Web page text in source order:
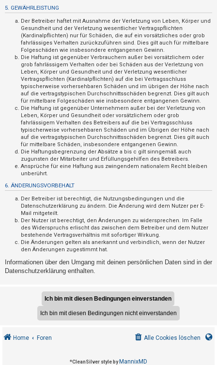
e
m
5. GEWÄHRLEISTUNG
Der Betreiber haftet mit Ausnahme der Verletzung von Leben, Körper und
Gesundheit und der Verletzung wesentlicher Vertragspflichten
(Kardinalpflichten) nur für Schäden, die auf ein vorsätzliches oder grob
fahrlässiges Verhalten zurückzuführen sind. Dies gilt auch für mittelbare
Folgeschäden wie insbesondere entgangenen Gewinn.
Die Haftung ist gegenüber Verbrauchern außer bei vorsätzlichem oder
grob fahrlässigem Verhalten oder bei Schäden aus der Verletzung von
Leben, Körper und Gesundheit und der Verletzung wesentlicher
Vertragspflichten (Kardinalpflichten) auf die bei Vertragsschluss
typischerweise vorhersehbaren Schäden und im übrigen der Höhe nach
auf die vertragstypischen Durchschnittsschäden begrenzt. Dies gilt auch
für mittelbare Folgeschäden wie insbesondere entgangenen Gewinn.
Die Haftung ist gegenüber Unternehmern außer bei der Verletzung von
Leben, Körper und Gesundheit oder vorsätzlichem oder grob
fahrlässigem Verhalten des Betreibers auf die bei Vertragsschluss
typischerweise vorhersehbaren Schäden und im Übrigen der Höhe nach
auf die vertragstypischen Durchschnittsschäden begrenzt. Dies gilt auch
für mittelbare Schäden, insbesondere entgangenen Gewinn.
Die Haftungsbegrenzung der Absätze a bis c gilt sinngemäß auch
zugunsten der Mitarbeiter und Erfüllungsgehilfen des Betreibers.
Ansprüche für eine Haftung aus zwingendem nationalem Recht bleiben
unberührt.
6. ÄNDERUNGSVORBEHALT
Der Betreiber ist berechtigt, die Nutzungsbedingungen und die
Datenschutzerklärung zu ändern. Die Änderung wird dem Nutzer per E-
Mail mitgeteilt.
Der Nutzer ist berechtigt, den Änderungen zu widersprechen. Im Falle
des Widerspruchs erlischt das zwischen dem Betreiber und dem Nutzer
bestehende Vertragsverhältnis mit sofortiger Wirkung.
Die Änderungen gelten als anerkannt und verbindlich, wenn der Nutzer
den Änderungen zugestimmt hat.
Informationen über den Umgang mit deinen persönlichen Daten sind in der
Datenschutzerklärung enthalten.
Home Foren Alle Cookies löschen
*CleanSilver style byMannixMD